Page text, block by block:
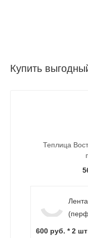
Купить
Теплица
600 руб. * 2 шт